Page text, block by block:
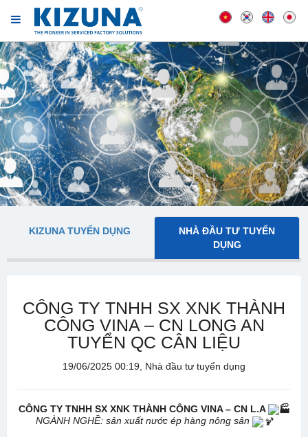
KIZUNA TUYỂN DỤNG
NHÀ ĐẦU TƯ TUYỂN
DỤNG
CÔNG TY TNHH SX XNK THÀNH
CÔNG VINA – CN LONG AN
TUYỂN QC CÂN LIỆU
19/06/2025 00:19, Nhà đầu tư tuyển dụng
CÔNG TY TNHH SX XNK THÀNH CÔNG VINA – CN L.A
NGÀNH NGHỀ: sản xuất nước ép hàng nông sản